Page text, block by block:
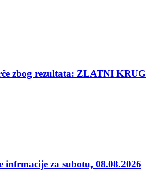
zbog rezultata: ZLATNI KRUG
infrmacije za subotu, 08.08.2026